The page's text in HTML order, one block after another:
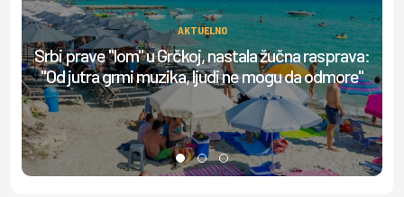
AKTUELNO
Srbi prave "lom" u Grčkoj, nastala žučna rasprava:
"Od jutra grmi muzika, ljudi ne mogu da odmore"